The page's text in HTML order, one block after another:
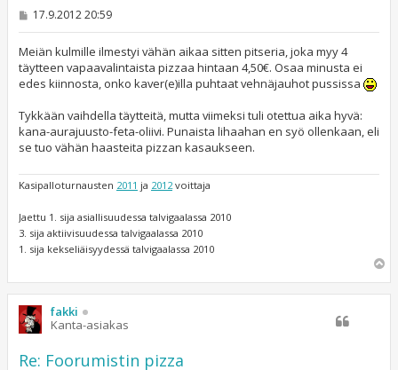
V
s
t
i
17.9.2012 20:59
Meiän kulmille ilmestyi vähän aikaa sitten pitseria, joka myy 4
täytteen vapaavalintaista pizzaa hintaan 4,50€. Osaa minusta ei
edes kiinnosta, onko kaver(e)illa puhtaat vehnäjauhot pussissa
Tykkään vaihdella täytteitä, mutta viimeksi tuli otettua aika hyvä:
kana-aurajuusto-feta-oliivi. Punaista lihaahan en syö ollenkaan, eli
se tuo vähän haasteita pizzan kasaukseen.
Kasipalloturnausten 2011 ja 2012voittaja
Jaettu 1. sija asiallisuudessa talvigaalassa 2010
3. sija aktiivisuudessa talvigaalassa 2010
1. sija kekseliäisyydessä talvigaalassa 2010
ö
fakki
Kanta-asiakas
Re: Foorumistin pizza